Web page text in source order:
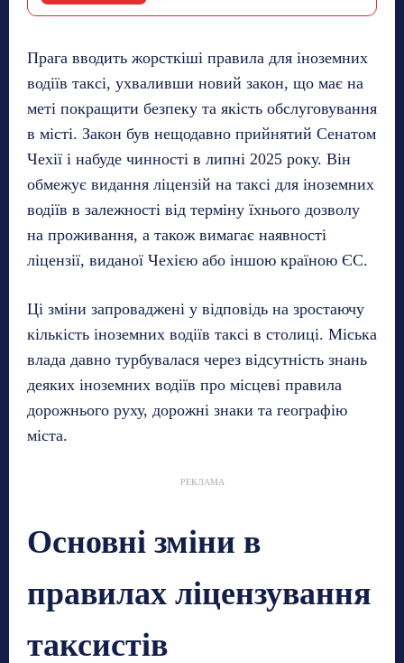
Прага вводить жорсткіші правила для іноземних
водіїв таксі, ухваливши новий закон, що має на
меті покращити безпеку та якість обслуговування
в місті. Закон був нещодавно прийнятий Сенатом
Чехії і набуде чинності в липні 2025 року. Він
обмежує видання ліцензій на таксі для іноземних
водіїв в залежності від терміну їхнього дозволу
на проживання, а також вимагає наявності
ліцензії, виданої Чехією або іншою країною ЄС.
Ці зміни запроваджені у відповідь на зростаючу
кількість іноземних водіїв таксі в столиці. Міська
влада давно турбувалася через відсутність знань
деяких іноземних водіїв про місцеві правила
дорожнього руху, дорожні знаки та географію
міста.
РЕКЛАМА
Основні зміни в
правилах ліцензування
таксистів